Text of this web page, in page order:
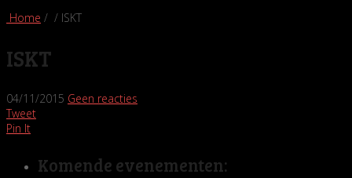
Home / / ISKT
ISKT
04/11/2015 Geen reacties
Tweet
Pin It
Komende evenementen: